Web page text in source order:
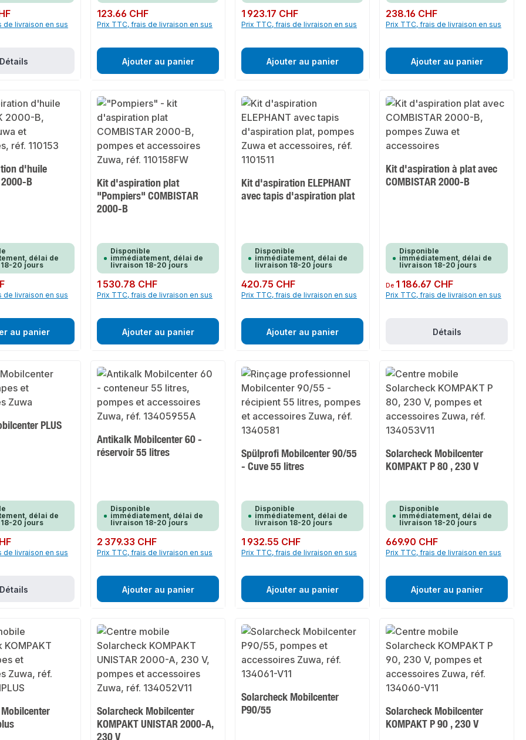
de livraison en sus
Détails
Prix régulier :
123.66 CHF
Prix TTC, frais de livraison en sus
Ajouter au panier
Prix régulier :
1 923.17 CHF
Prix TTC, frais de livraison en sus
Ajouter au panier
Prix régulier :
238.16 CHF
Prix TTC, frais de livraison en sus
Ajouter au panier
d'huile
2000-B
délai de
20 jours
de livraison en sus
au panier
Kit d'aspiration plat
"Pompiers" COMBISTAR
2000-B
Disponible
immédiatement, délai de
livraison 18-20 jours
Prix régulier :
1 530.78 CHF
Prix TTC, frais de livraison en sus
Ajouter au panier
Kit d'aspiration ELEPHANT
avec tapis d'aspiration plat
Disponible
immédiatement, délai de
livraison 18-20 jours
Prix régulier :
420.75 CHF
Prix TTC, frais de livraison en sus
Ajouter au panier
Kit d'aspiration à plat avec
COMBISTAR 2000-B
Disponible
immédiatement, délai de
livraison 18-20 jours
Prix régulier :
De 1 186.67 CHF
Prix TTC, frais de livraison en sus
Détails
PLUS
délai de
20 jours
de livraison en sus
Détails
Antikalk Mobilcenter 60 -
réservoir 55 litres
Disponible
immédiatement, délai de
livraison 18-20 jours
Prix régulier :
2 379.33 CHF
Prix TTC, frais de livraison en sus
Ajouter au panier
Spülprofi Mobilcenter 90/55
- Cuve 55 litres
Disponible
immédiatement, délai de
livraison 18-20 jours
Prix régulier :
1 932.55 CHF
Prix TTC, frais de livraison en sus
Ajouter au panier
Solarcheck Mobilcenter
KOMPAKT P 80 , 230 V
Disponible
immédiatement, délai de
livraison 18-20 jours
Prix régulier :
669.90 CHF
Prix TTC, frais de livraison en sus
Ajouter au panier
Solarcheck Mobilcenter
KOMPAKT UNISTAR 2000-A,
230 V
Solarcheck Mobilcenter
P90/55
Solarcheck Mobilcenter
KOMPAKT P 90 , 230 V